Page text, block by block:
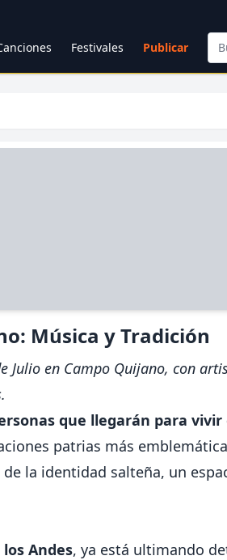
Festivales Publicar
Música y Tradición
Julio en Campo Quijano, con
que llegarán para vivir
patrias más
la identidad salteña, un
Andes, ya está ultimando